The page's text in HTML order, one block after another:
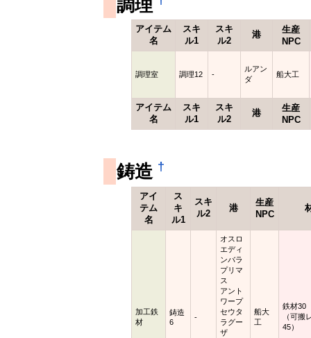
調理
アイテム
名
スキ
ル1
スキ
ル2
港
生産
NPC
アイテム
名
スキ
ル1
スキ
ル2
港
生産
NPC
調理室 調理12 -
ルアン
ダ
船大工
鋳造 †
アイ
テム
名
ス
キ
ル1
スキ
ル2
港
生産
NPC
加工鉄
材
鋳造
6
-
オスロ
エディ
ンバラ
プリマ
ス
アント
ワープ
セウタ
ラグー
ザ
船大
工
鉄材30
（可搬
45）